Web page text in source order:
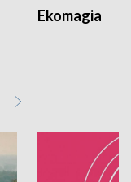
Ekomagia